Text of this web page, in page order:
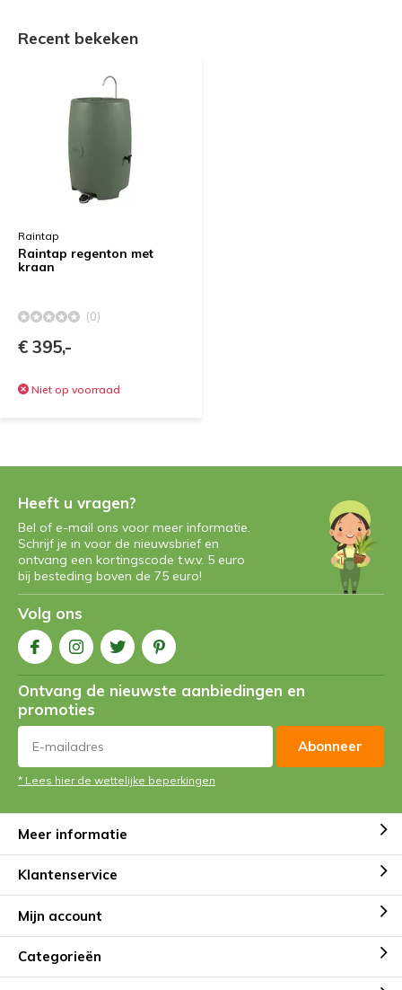
Recent bekeken
Raintap
Raintap regenton met
kraan
(0)
€ 395,-
Niet op voorraad
Heeft u vragen?
Bel of e-mail ons voor meer informatie.
Schrijf je in voor de nieuwsbrief en
ontvang een kortingscode t.w.v. 5 euro
bij besteding boven de 75 euro!
Volg ons
Ontvang de nieuwste aanbiedingen en
promoties
Abonneer
* Lees hier de wettelijke beperkingen
Meer informatie
Klantenservice
Mijn account
Categorieën